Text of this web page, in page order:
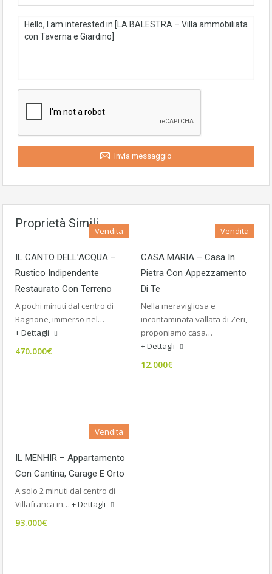
Invia messaggio
Proprietà Simili
Vendita
IL CANTO DELL’ACQUA –
Rustico Indipendente
Restaurato Con Terreno
A pochi minuti dal centro di
Bagnone, immerso nel…
+ Dettagli
470.000€
Vendita
CASA MARIA – Casa In
Pietra Con Appezzamento
Di Te
Nella meravigliosa e
incontaminata vallata di Zeri,
proponiamo casa…
+ Dettagli
12.000€
Vendita
IL MENHIR – Appartamento
Con Cantina, Garage E Orto
A solo 2 minuti dal centro di
Villafranca in… + Dettagli
93.000€